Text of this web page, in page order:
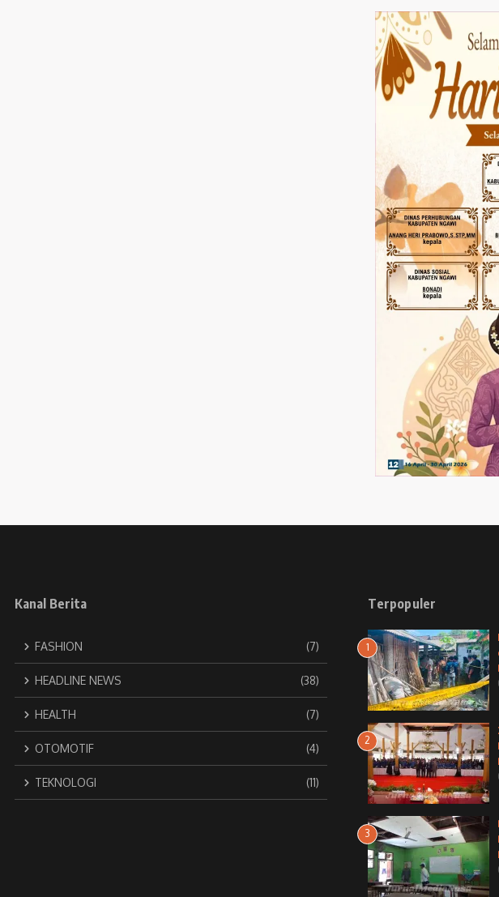
Kanal Berita
FASHION (7)
HEADLINE NEWS (38)
HEALTH (7)
OTOMOTIF (4)
TEKNOLOGI (11)
Terpopuler
1
2
3